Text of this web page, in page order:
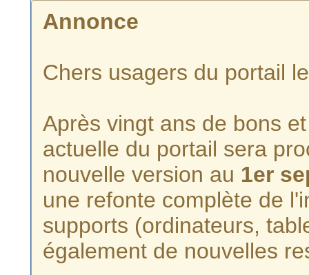
Annonce
Chers usagers du portail
Après vingt ans de bons
actuelle du portail sera
nouvelle version au 1er
une refonte complète de
supports (ordinateurs,
également de nouvelles